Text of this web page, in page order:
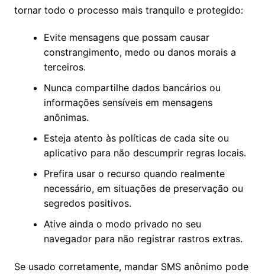
tornar todo o processo mais tranquilo e protegido:
Evite mensagens que possam causar
constrangimento, medo ou danos morais a
terceiros.
Nunca compartilhe dados bancários ou
informações sensíveis em mensagens
anônimas.
Esteja atento às políticas de cada site ou
aplicativo para não descumprir regras locais.
Prefira usar o recurso quando realmente
necessário, em situações de preservação ou
segredos positivos.
Ative ainda o modo privado no seu
navegador para não registrar rastros extras.
Se usado corretamente, mandar SMS anônimo pode